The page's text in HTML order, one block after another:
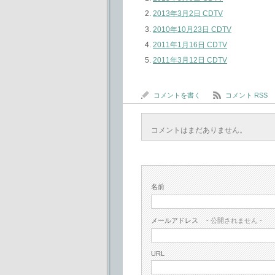
2013年3月2日 CDTV
2010年10月23日 CDTV
2011年1月16日 CDTV
2011年3月12日 CDTV
コメントを書く コメント RSS
コメントはまだありません。
名前
メールアドレス - 公開されません -
URL